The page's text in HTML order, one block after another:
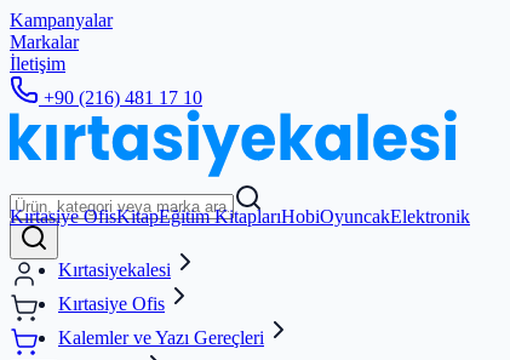
Kampanyalar
Markalar
İletişim
+90 (216) 481 17 10
Kırtasiye OfisKitapEğitim KitaplarıHobiOyuncakElektronik
Kırtasiyekalesi
Kırtasiye Ofis
Kalemler ve Yazı Gereçleri